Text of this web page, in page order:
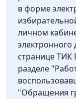
в форме
личном
странице ТИК
разделе
"Обращения